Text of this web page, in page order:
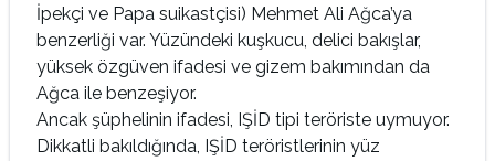
İpekçi ve Papa suikastçisi) Mehmet Ali Ağca’ya
benzerliği var. Yüzündeki kuşkucu, delici bakışlar,
yüksek özgüven ifadesi ve gizem bakımından da
Ağca ile benzeşiyor.
Ancak şüphelinin ifadesi, IŞİD tipi teröriste uymuyor.
Dikkatli bakıldığında, IŞİD teröristlerinin yüz